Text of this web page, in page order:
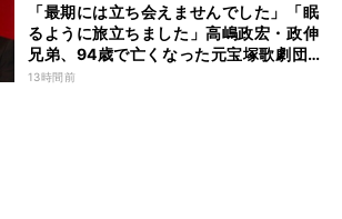
「最期には立ち会えませんでした」「眠
るように旅立ちました」高嶋政宏・政伸
兄弟、94歳で亡くなった元宝塚歌劇団ト
ップスターの母・寿美花代を追悼 ここ
13時間前